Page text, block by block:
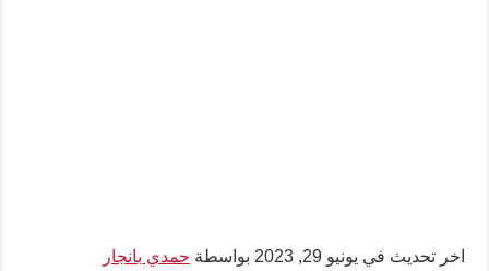
اخر تحديث في يونيو 29, 2023 بواسطة حمدي بانجار